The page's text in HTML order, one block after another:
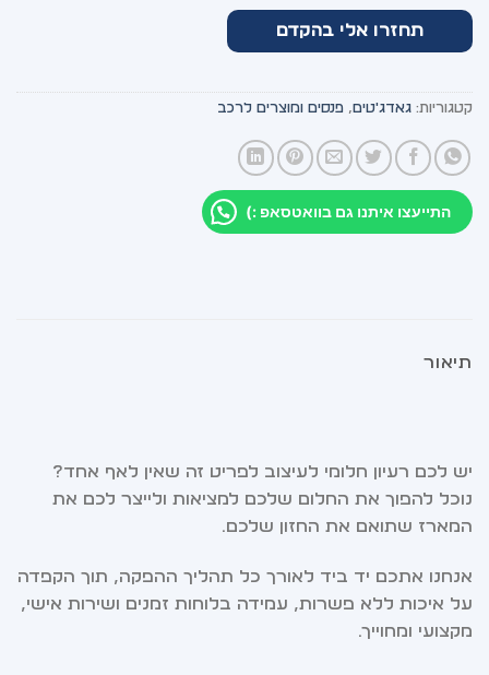
קטגוריות: גאדג'טים , פנסים ומוצרים לרכב
התייעצו איתנו גם בוואטסאפ :)
תיאור
יש לכם רעיון חלומי לעיצוב לפריט זה שאין לאף אחד?
נוכל להפוך את החלום שלכם למציאות ולייצר לכם את
המארז שתואם את החזון שלכם.
אנחנו אתכם יד ביד לאורך כל תהליך ההפקה, תוך הקפדה
על איכות ללא פשרות, עמידה בלוחות זמנים ושירות אישי,
מקצועי ומחוייך.